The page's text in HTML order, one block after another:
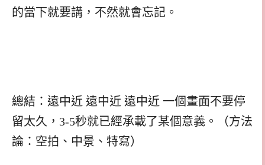
的當下就要講，不然就會忘記。
總結：遠中近 遠中近 遠中近 一個畫面不要停
留太久，3-5秒就已經承載了某個意義。（方法
論：空拍、中景、特寫）